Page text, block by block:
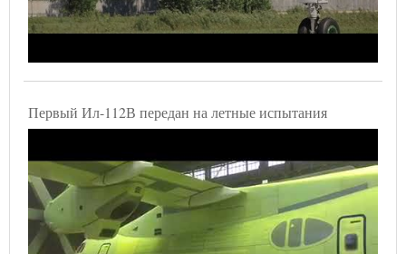
Первый Ил-112В передан на летные испытания